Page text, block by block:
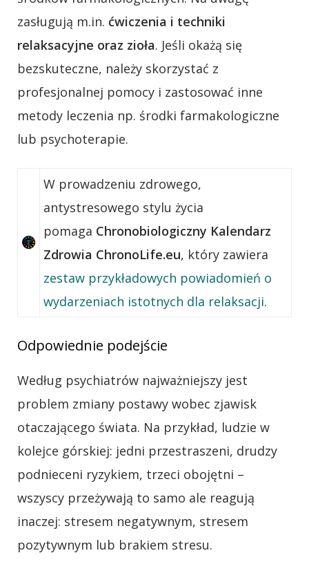
zasługują m.in. ćwiczenia i techniki
relaksacyjne oraz zioła. Jeśli okażą się
bezskuteczne, należy skorzystać z
profesjonalnej pomocy i zastosować inne
metody leczenia np. środki farmakologiczne
lub psychoterapie.
W prowadzeniu zdrowego,
antystresowego stylu życia
pomaga Chronobiologiczny Kalendarz
Zdrowia ChronoLife.eu, który zawiera
zestaw przykładowych powiadomień o
wydarzeniach istotnych dla relaksacji.
Odpowiednie podejście
Według psychiatrów najważniejszy jest
problem zmiany postawy wobec zjawisk
otaczającego świata. Na przykład, ludzie w
kolejce górskiej: jedni przestraszeni, drudzy
podnieceni ryzykiem, trzeci obojętni –
wszyscy przeżywają to samo ale reagują
inaczej: stresem negatywnym, stresem
pozytywnym lub brakiem stresu.